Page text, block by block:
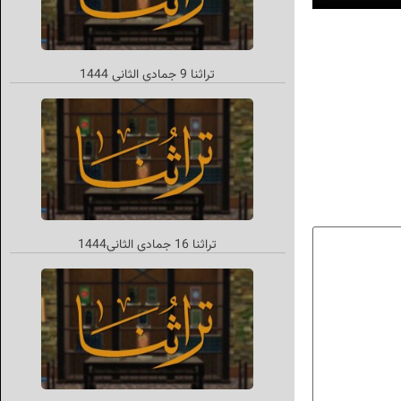
تراثنا 9 جمادي الثاني 1444
تراثنا 16 جمادي الثاني‌1444